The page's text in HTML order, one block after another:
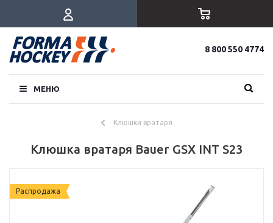
8 800 550 4774
МЕНЮ
Клюшки вратаря
Клюшка вратаря Bauer GSX INT S23
Распродажа